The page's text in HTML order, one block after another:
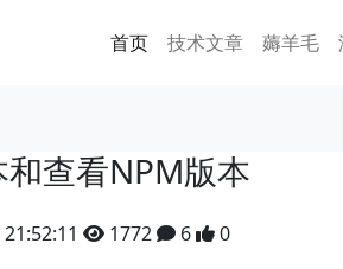
首页 技术文章 薅羊毛
查看NPM版本
1772 6 0